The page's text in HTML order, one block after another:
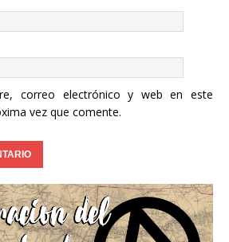
correo electrónico y web en este
vez que comente.